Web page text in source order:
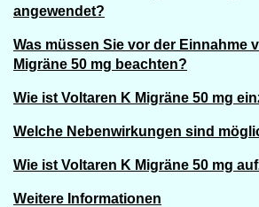
angewendet?
Was müssen Sie vor der Einnahme
Migräne 50 mg beachten?
Wie ist Voltaren K Migräne 50 mg
Welche Nebenwirkungen sind
Wie ist Voltaren K Migräne 50 mg
Weitere Informationen